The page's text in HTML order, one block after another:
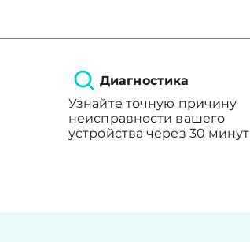
Диагностика
Узнайте точную причину
неисправности вашего
устройства через 30 минут